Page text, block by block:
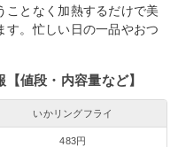
ことなく加熱するだけで美
す。忙しい日の一品やおつ
値段・内容量など】
いかリングフライ
483円